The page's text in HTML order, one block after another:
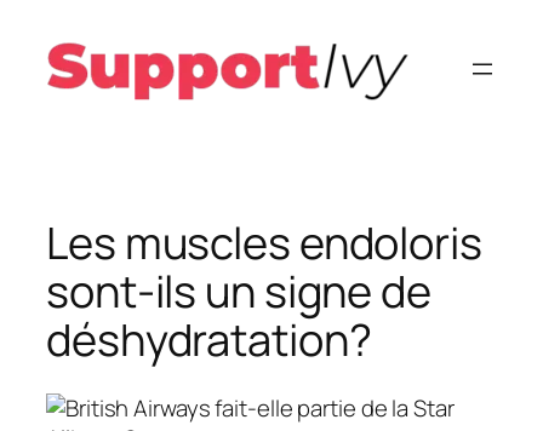
contenu
Les muscles endoloris
sont-ils un signe de
déshydratation?